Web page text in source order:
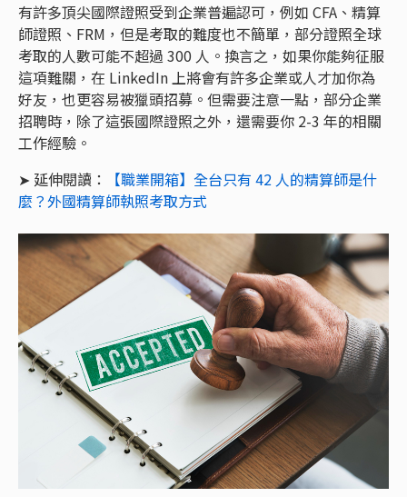
有許多頂尖國際證照受到企業普遍認可，例如 CFA、精算
師證照、FRM，但是考取的難度也不簡單，部分證照全球
考取的人數可能不超過 300 人。換言之，如果你能夠征服
這項難關，在 LinkedIn 上將會有許多企業或人才加你為
好友，也更容易被獵頭招募。但需要注意一點，部分企業
招聘時，除了這張國際證照之外，還需要你 2-3 年的相關
工作經驗。
➤ 延伸閱讀：
【職業開箱】全台只有 42 人的精算師是什
麼？外國精算師執照考取方式